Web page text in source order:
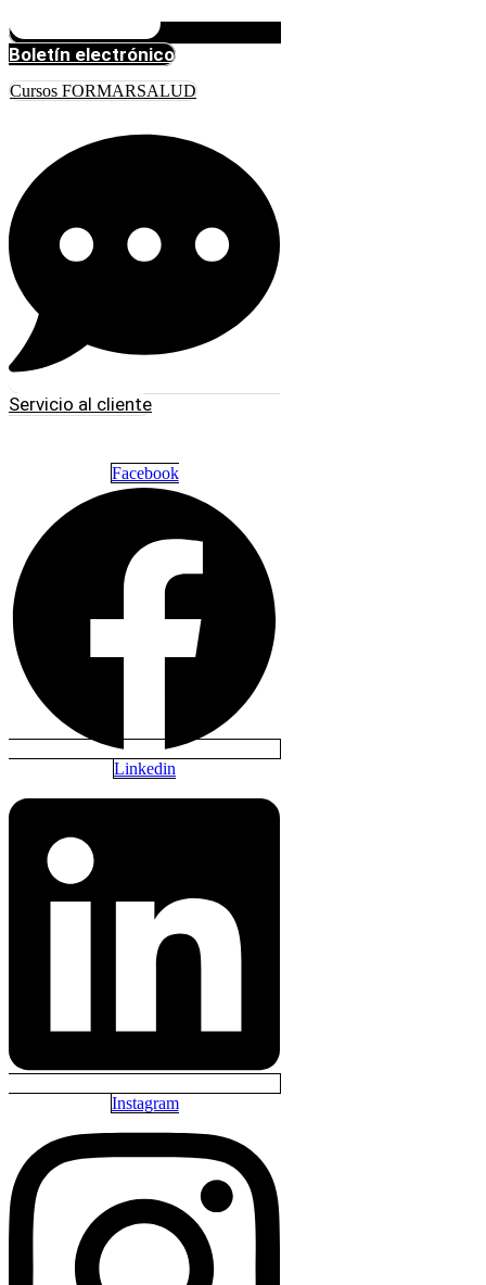
Boletín electrónico
Cursos FORMARSALUD
Servicio al cliente
Facebook
Linkedin
Instagram